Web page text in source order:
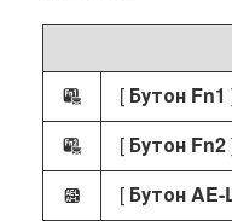
w [ Бутон Fn1
y [ Бутон Fn2
j [ Бутон AE-